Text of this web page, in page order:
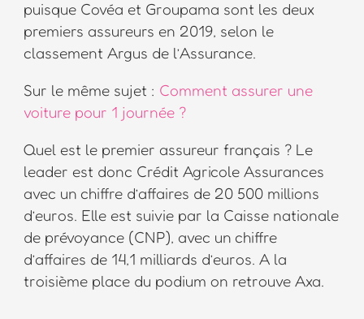
puisque Covéa et Groupama sont les deux
premiers assureurs en 2019, selon le
classement Argus de l’Assurance.
Sur le même sujet : Comment assurer une
voiture pour 1 journée ?
Quel est le premier assureur français ? Le
leader est donc Crédit Agricole Assurances
avec un chiffre d’affaires de 20 500 millions
d’euros. Elle est suivie par la Caisse nationale
de prévoyance (CNP), avec un chiffre
d’affaires de 14,1 milliards d’euros. A la
troisième place du podium on retrouve Axa.